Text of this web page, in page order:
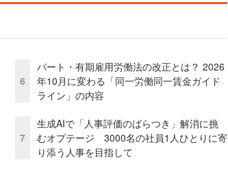
6
パート・有期雇用労働法の改正とは？ 2026
年10月に変わる「同一労働同一賃金ガイド
ライン」の内容
7
生成AIで「人事評価のばらつき」解消に挑
むオプテージ 3000名の社員1人ひとりに寄
り添う人事を目指して